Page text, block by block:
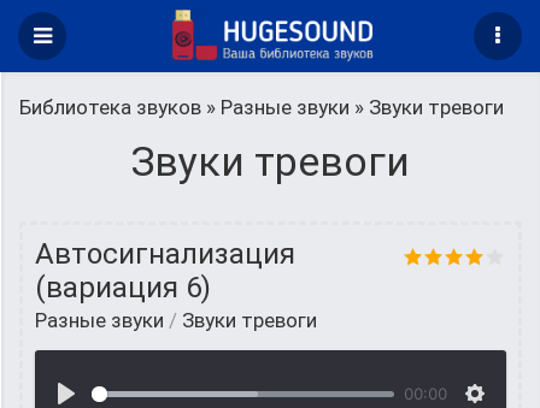
Библиотека звуков » Разные звуки » Звуки тревоги
Звуки тревоги
Автосигнализация
(вариация 6)
Разные звуки / Звуки тревоги
00:00